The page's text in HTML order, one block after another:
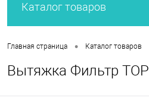
Каталог товаров
Главная страница • Каталог товаров
Вытяжка Фильтр